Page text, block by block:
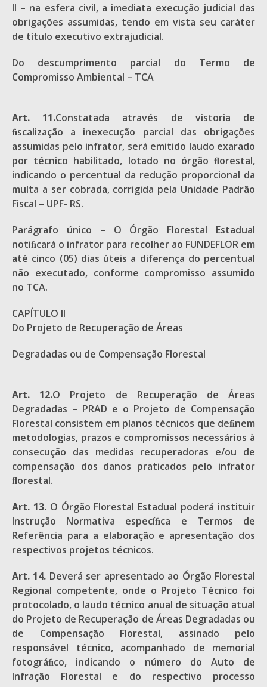
II – na esfera civil, a imediata execução judicial das
obrigações assumidas, tendo em vista seu caráter
de título executivo extrajudicial.
Do descumprimento parcial do Termo de
Compromisso Ambiental – TCA
Art. 11.Constatada através de vistoria de
ﬁscalização a inexecução parcial das obrigações
assumidas pelo infrator, será emitido laudo exarado
por técnico habilitado, lotado no órgão ﬂorestal,
indicando o percentual da redução proporcional da
multa a ser cobrada, corrigida pela Unidade Padrão
Fiscal – UPF- RS.
Parágrafo único – O Órgão Florestal Estadual
notiﬁcará o infrator para recolher ao FUNDEFLOR em
até cinco (05) dias úteis a diferença do percentual
não executado, conforme compromisso assumido
no TCA.
CAPÍTULO II
Do Projeto de Recuperação de Áreas
Degradadas ou de Compensação Florestal
Art. 12.O Projeto de Recuperação de Áreas
Degradadas – PRAD e o Projeto de Compensação
Florestal consistem em planos técnicos que deﬁnem
metodologias, prazos e compromissos necessários à
consecução das medidas recuperadoras e/ou de
compensação dos danos praticados pelo infrator
ﬂorestal.
Art. 13.O Órgão Florestal Estadual poderá instituir
Instrução Normativa especíﬁca e Termos de
Referência para a elaboração e apresentação dos
respectivos projetos técnicos.
Art. 14. Deverá ser apresentado ao Órgão Florestal
Regional competente, onde o Projeto Técnico foi
protocolado, o laudo técnico anual de situação atual
do Projeto de Recuperação de Áreas Degradadas ou
de Compensação Florestal, assinado pelo
responsável técnico, acompanhado de memorial
fotográﬁco, indicando o número do Auto de
Infração Florestal e do respectivo processo